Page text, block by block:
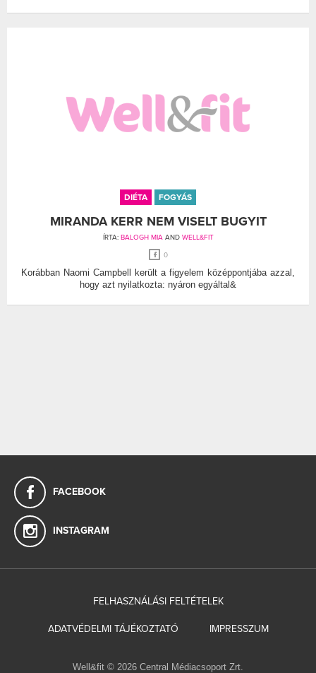
DIÉTA FOGYÁS
MIRANDA KERR NEM VISELT BUGYIT
ÍRTA: BALOGH MIAAND WELL&FIT
0
Korábban Naomi Campbell került a figyelem középpontjába azzal,
hogy azt nyilatkozta: nyáron egyáltal&
FACEBOOK
INSTAGRAM
FELHASZNÁLÁSI FELTÉTELEK
ADATVÉDELMI TÁJÉKOZTATÓ IMPRESSZUM
Well&fit © 2026 Central Médiacsoport Zrt.